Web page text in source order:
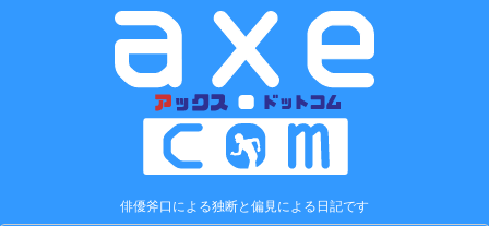
俳優斧口による独断と偏見による日記です